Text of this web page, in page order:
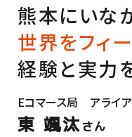
熊本にいな
世界をフィ
経験と実力
Eコマース局 アライ
東 颯汰さん